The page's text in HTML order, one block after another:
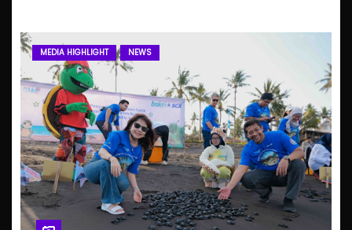
MEDIA HIGHLIGHT NEWS